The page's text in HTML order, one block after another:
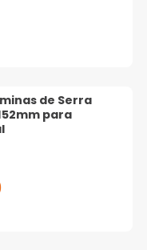
de Serra
para